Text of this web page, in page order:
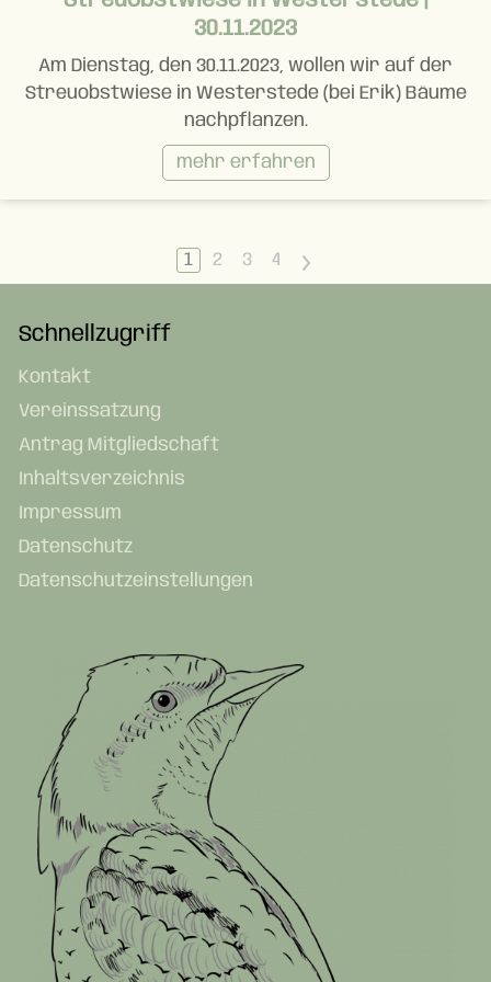
30.11.2023
Am Dienstag, den 30.11.2023, wollen wir auf der
Streuobstwiese in Westerstede (bei Erik) Bäume
nachpflanzen.
mehr erfahren
1 2 3 4 >
Schnellzugriff
Kontakt
Vereinssatzung
Antrag Mitgliedschaft
Inhaltsverzeichnis
Impressum
Datenschutz
Datenschutzeinstellungen